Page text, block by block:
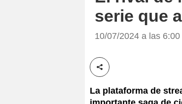
serie que
10/07/2024 a las 6:00
Compartir esta noticia
La plataforma de